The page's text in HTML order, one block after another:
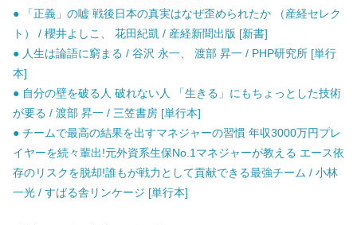
● 「正義」の嘘 戦後日本の真実はなぜ歪められたか （産経セレク
ト） / 櫻井よしこ、 花田紀凱 / 産経新聞出版 [新書]
● 人生は論語に窮まる / 谷沢 永一、 渡部 昇一 / PHP研究所 [単行
本]
● 自分の壁を破る人 破れない人 「生きる」にもちょっとした技術
が要る / 渡部 昇一 / 三笠書房 [単行本]
● チームで最高の結果を出すマネジャーの習慣 年収3000万円プレ
イヤーを続々輩出!元外資系生保No.1マネジャーが教える エース依
存のリスクを脱却!誰もが戦力として貢献できる最強チーム / 小林
一光 / すばる舎リンケージ [単行本]